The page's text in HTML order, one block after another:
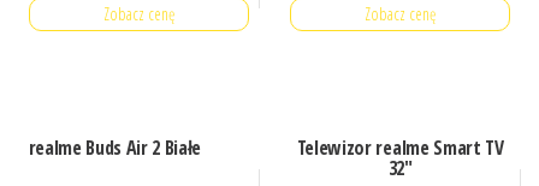
Zobacz cenę Zobacz cenę
realme Buds Air 2 Białe Telewizor realme Smart TV
32″